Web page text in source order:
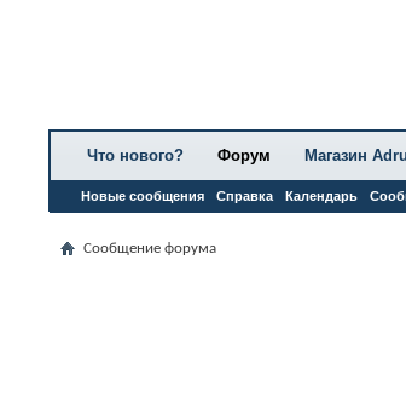
Что нового? Форум
Новые сообщения Справка Календарь
Магазин
Сообщение форума